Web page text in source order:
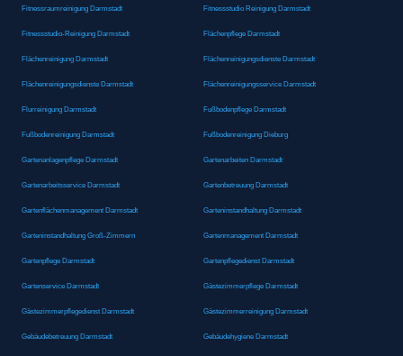
Fitnessraumreinigung Darmstadt Fitnessstudio Reinigung Darmstadt
Fitnessstudio-Reinigung Darmstadt Flächenpflege Darmstadt
Flächenreinigung Darmstadt Flächenreinigungsdienste Darmstadt
Flächenreinigungsdienste Darmstadt Flächenreinigungsservice Darmstadt
Flurreinigung Darmstadt Fußbodenpflege Darmstadt
Fußbodenreinigung Darmstadt Fußbodenreinigung Dieburg
Gartenanlagenpflege Darmstadt Gartenarbeiten Darmstadt
Gartenarbeitsservice Darmstadt Gartenbetreuung Darmstadt
Gartenflächenmanagement Darmstadt Garteninstandhaltung Darmstadt
Garteninstandhaltung Groß-Zimmern Gartenmanagement Darmstadt
Gartenpflege Darmstadt Gartenpflegedienst Darmstadt
Gartenservice Darmstadt Gästezimmerpflege Darmstadt
Gästezimmerpflegedienst Darmstadt Gästezimmerreinigung Darmstadt
Gebäudebetreuung Darmstadt Gebäudehygiene Darmstadt